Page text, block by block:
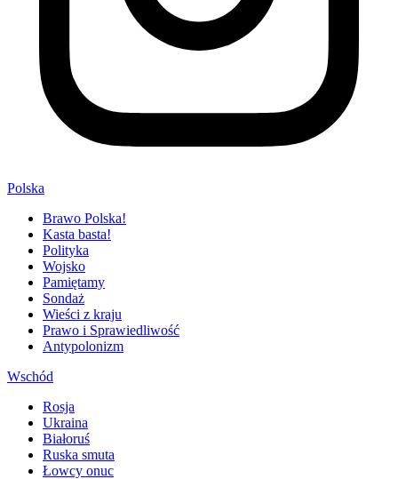
Polska
Brawo Polska!
Kasta basta!
Polityka
Wojsko
Pamiętamy
Sondaż
Wieści z kraju
Prawo i Sprawiedliwość
Antypolonizm
Wschód
Rosja
Ukraina
Białoruś
Ruska smuta
Łowcy onuc